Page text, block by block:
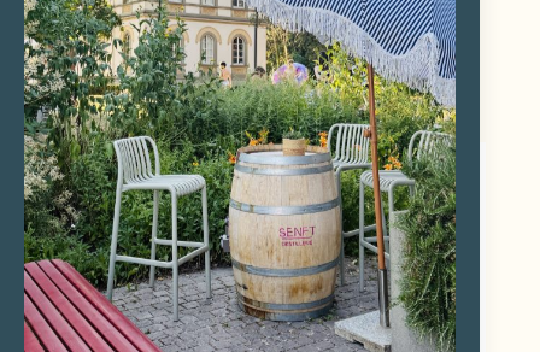
CHF39.00
IN DEN WARENKORB